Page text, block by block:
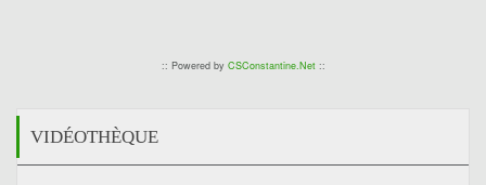
:: Powered by CSConstantine.Net::
VIDÉOTHÈQUE